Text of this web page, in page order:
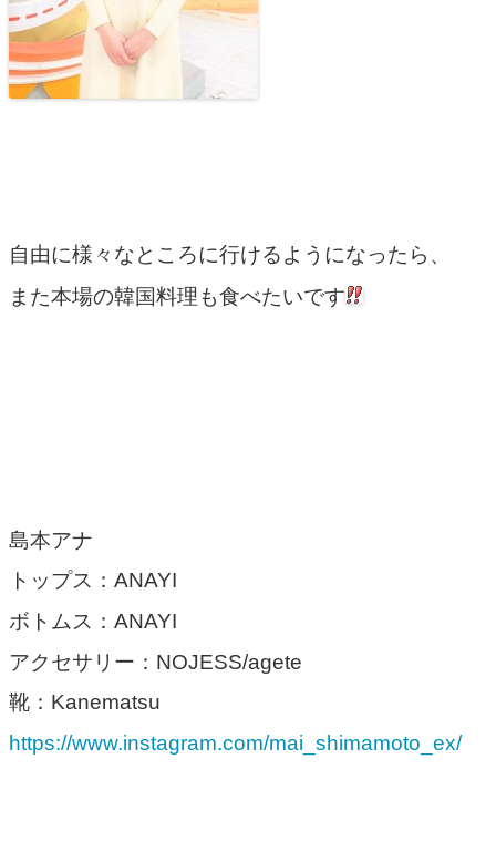
自由に様々なところに行けるようになったら、
また本場の韓国料理も食べたいです
島本アナ
トップス：ANAYI
ボトムス：ANAYI
アクセサリー：NOJESS/agete
靴：Kanematsu
https://www.instagram.com/mai_shimamoto_ex/